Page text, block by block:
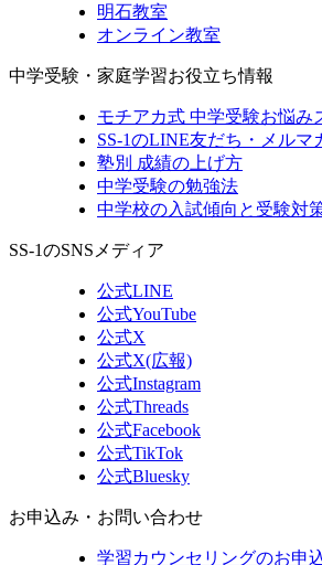
明石教室
オンライン教室
中学受験・家庭学習お役立ち情報
モチアカ式 中学受験お悩み
SS-1のLINE友だち・メルマ
塾別 成績の上げ方
中学受験の勉強法
中学校の入試傾向と受験対
SS-1のSNSメディア
公式LINE
公式YouTube
公式X
公式X(広報)
公式Instagram
公式Threads
公式Facebook
公式TikTok
公式Bluesky
お申込み・お問い合わせ
学習カウンセリングのお申